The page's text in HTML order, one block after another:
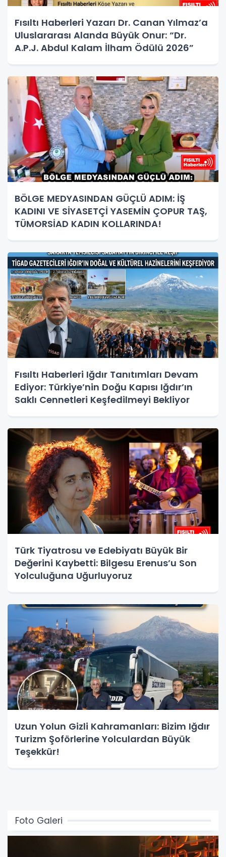
Fısıltı Haberleri Yazarı Dr. Canan Yılmaz’a
Uluslararası Alanda Büyük Onur: “Dr.
A.P.J. Abdul Kalam İlham Ödülü 2026”
BÖLGE MEDYASINDAN GÜÇLÜ ADIM: İŞ
KADINI VE SİYASETÇİ YASEMİN ÇOPUR TAŞ,
TÜMORSİAD KADIN KOLLARINDA!
Fısıltı Haberleri Iğdır Tanıtımları Devam
Ediyor: Türkiye’nin Doğu Kapısı Iğdır’ın
Saklı Cennetleri Keşfedilmeyi Bekliyor
Türk Tiyatrosu ve Edebiyatı Büyük Bir
Değerini Kaybetti: Bilgesu Erenus’u Son
Yolculuğuna Uğurluyoruz
Uzun Yolun Gizli Kahramanları: Bizim Iğdır
Turizm Şoförlerine Yolculardan Büyük
Teşekkür!
Foto Galeri